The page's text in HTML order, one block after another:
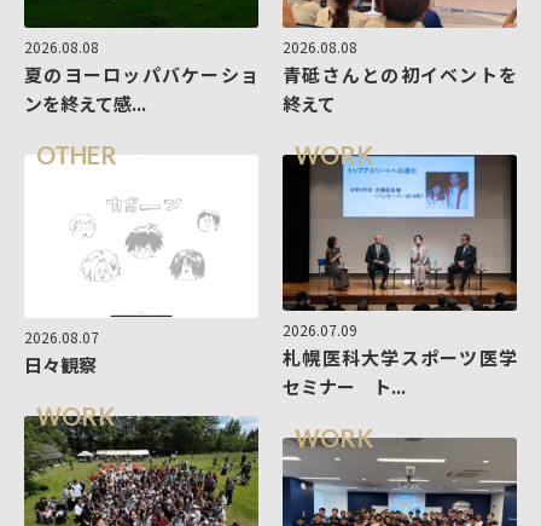
2026.08.08
夏のヨーロッパバケーショ
ンを終えて感...
2026.08.08
青砥さんとの初イベントを
終えて
OTHER
2026.08.07
日々観察
WORK
2026.07.09
札幌医科大学スポーツ医学
セミナー ト...
WORK
WORK